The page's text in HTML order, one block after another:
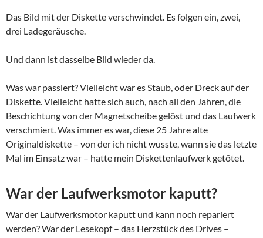
Das Bild mit der Diskette verschwindet. Es folgen ein, zwei,
drei Ladegeräusche.
Und dann ist dasselbe Bild wieder da.
Was war passiert? Vielleicht war es Staub, oder Dreck auf der
Diskette. Vielleicht hatte sich auch, nach all den Jahren, die
Beschichtung von der Magnetscheibe gelöst und das Laufwerk
verschmiert. Was immer es war, diese 25 Jahre alte
Originaldiskette – von der ich nicht wusste, wann sie das letzte
Mal im Einsatz war – hatte mein Diskettenlaufwerk getötet.
War der Laufwerksmotor kaputt?
War der Laufwerksmotor kaputt und kann noch repariert
werden? War der Lesekopf – das Herzstück des Drives –